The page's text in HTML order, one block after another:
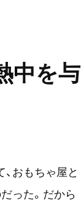
中を与
おもちゃ屋と
った。だから